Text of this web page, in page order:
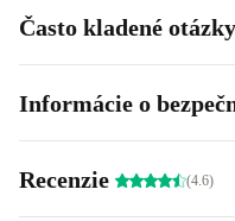
Často kladené otázky
Informácie o
Recenzie (4.6)